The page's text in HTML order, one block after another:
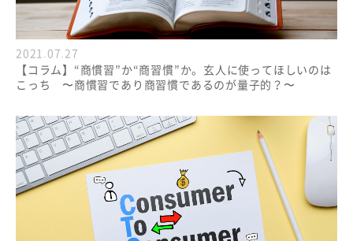
2021.07.27
【コラム】“商慣習”か“商習慣”か。玄人に使ってほしいのは
こっち 〜商慣習であり商習慣であるのが量子的？〜